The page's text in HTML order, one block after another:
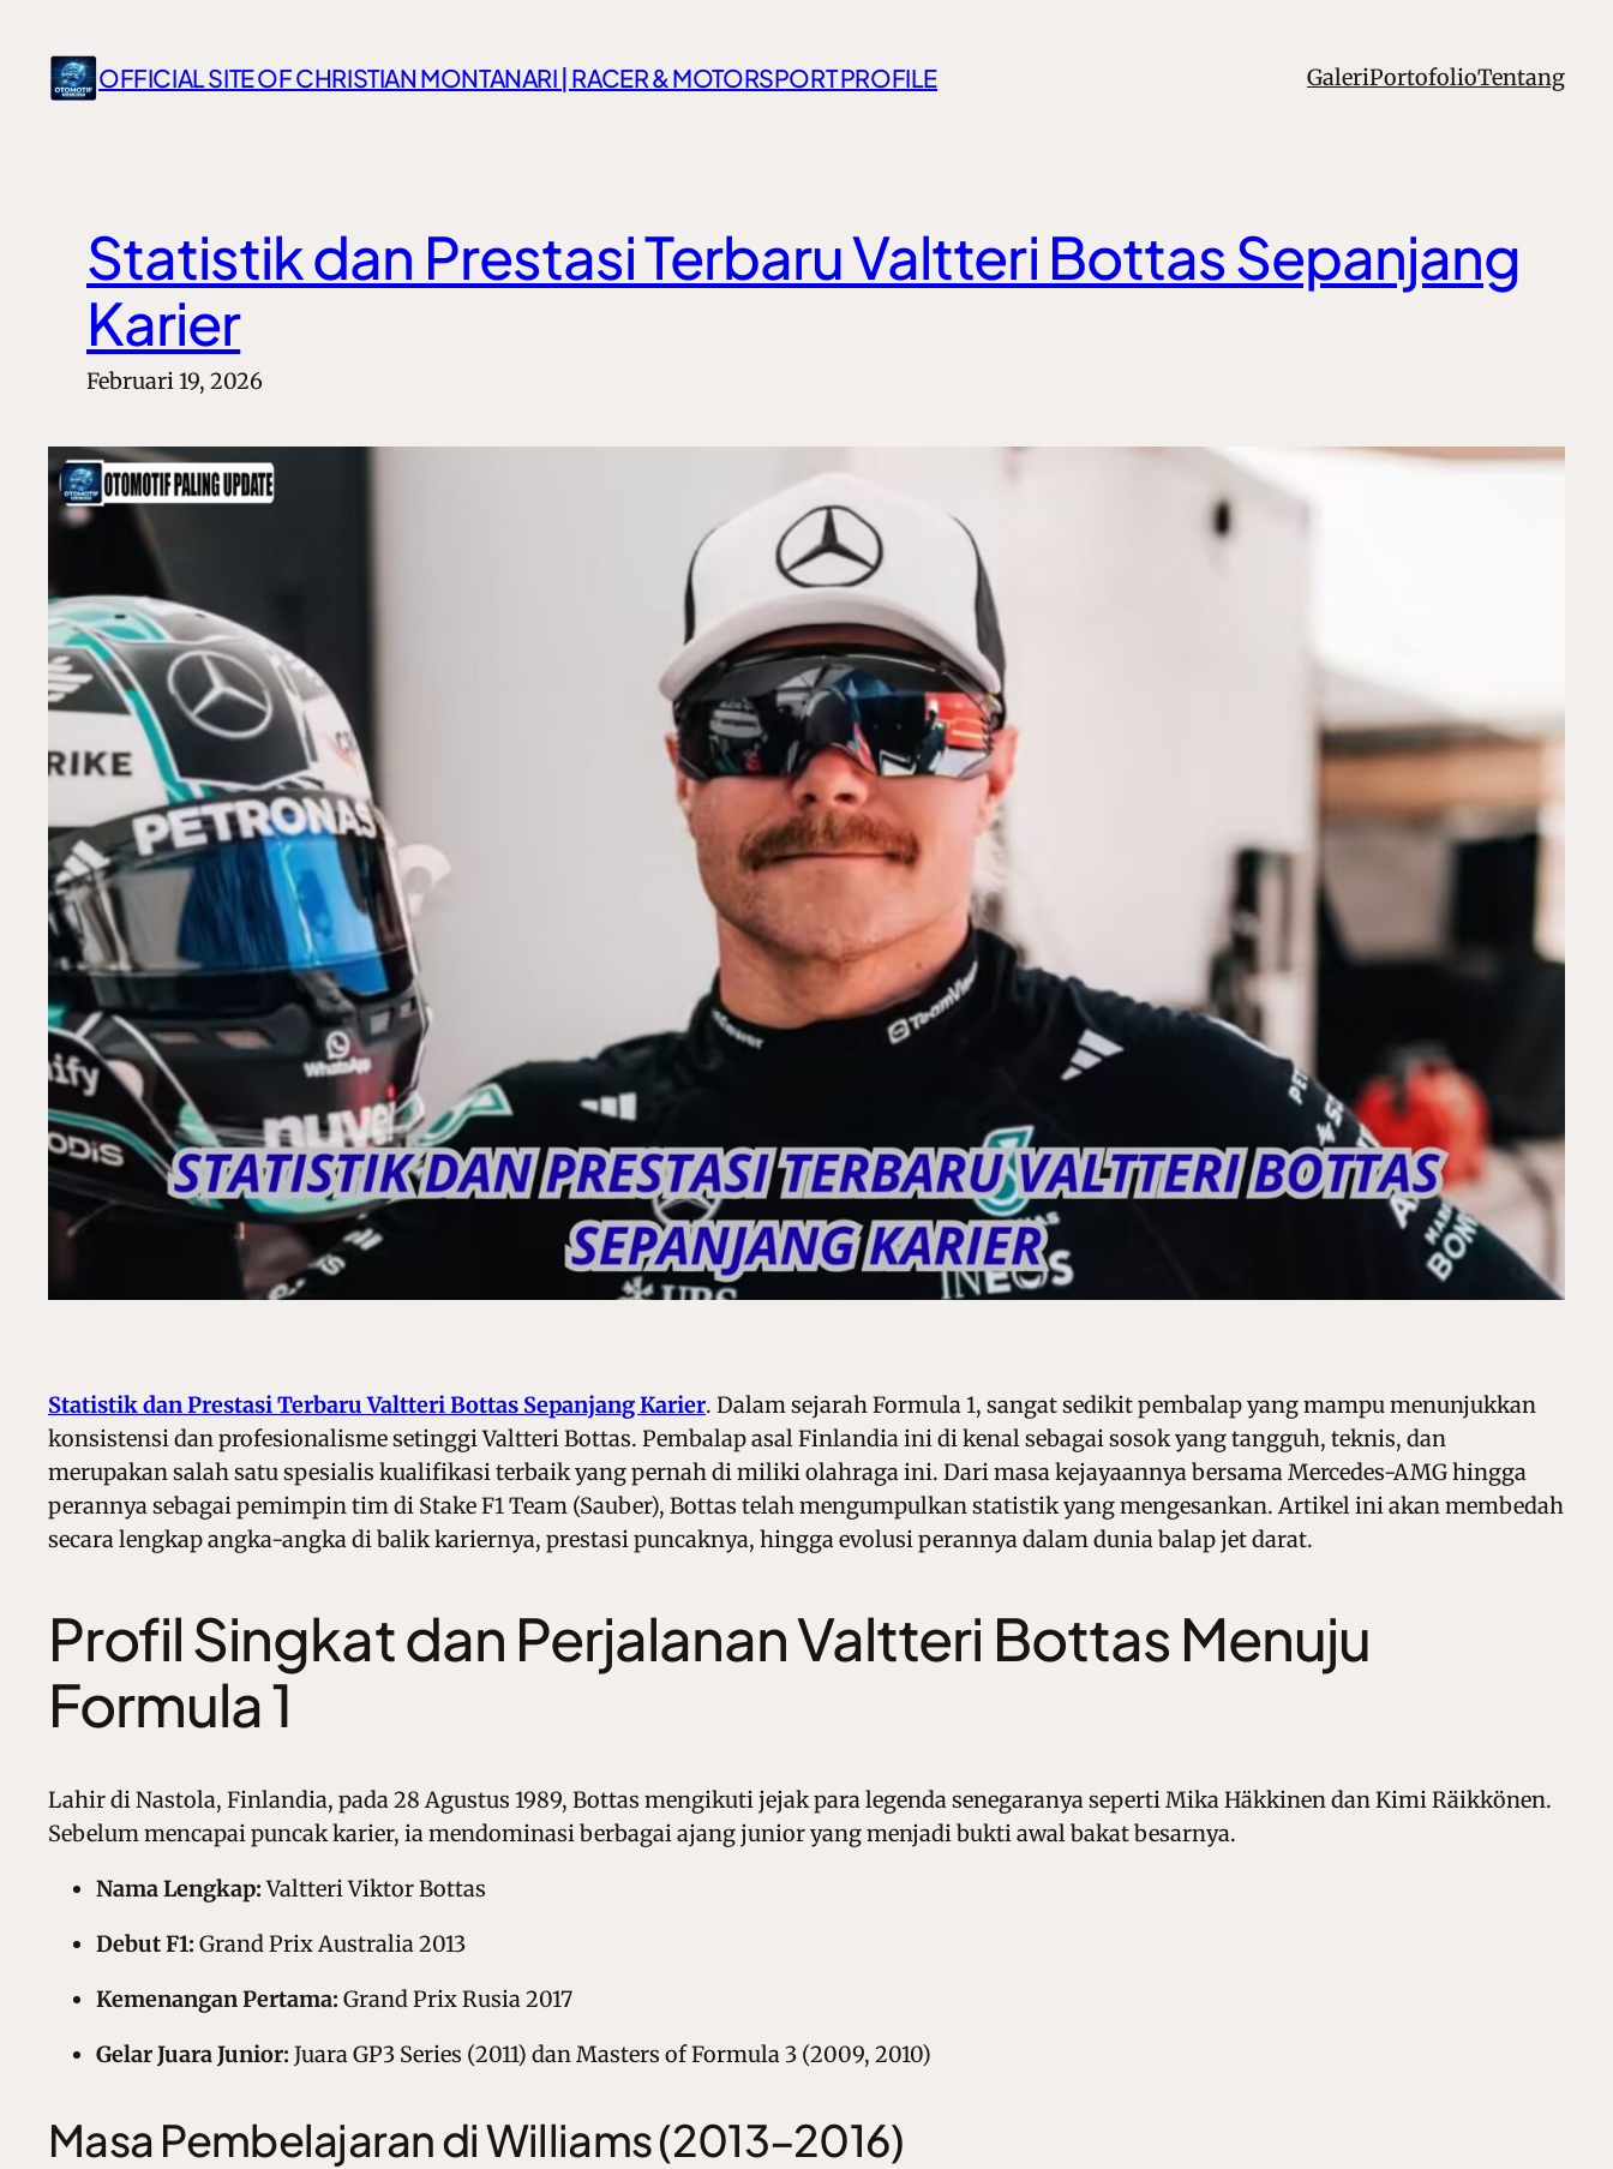
konten
OFFICIAL SITE OF CHRISTIAN MONTANARI | RACER & MOTORSPORT PROFILE GaleriPortofolioTentang
Statistik dan Prestasi Terbaru Valtteri Bottas Sepanjang
Karier
Februari 19, 2026
Statistik dan Prestasi Terbaru Valtteri Bottas Sepanjang Karier. Dalam sejarah Formula 1, sangat sedikit pembalap yang mampu menunjukkan
konsistensi dan profesionalisme setinggi Valtteri Bottas. Pembalap asal Finlandia ini di kenal sebagai sosok yang tangguh, teknis, dan
merupakan salah satu spesialis kualifikasi terbaik yang pernah di miliki olahraga ini. Dari masa kejayaannya bersama Mercedes-AMG hingga
perannya sebagai pemimpin tim di Stake F1 Team (Sauber), Bottas telah mengumpulkan statistik yang mengesankan. Artikel ini akan membedah
secara lengkap angka-angka di balik kariernya, prestasi puncaknya, hingga evolusi perannya dalam dunia balap jet darat.
Profil Singkat dan Perjalanan Valtteri Bottas Menuju
Formula 1
Lahir di Nastola, Finlandia, pada 28 Agustus 1989, Bottas mengikuti jejak para legenda senegaranya seperti Mika Häkkinen dan Kimi Räikkönen.
Sebelum mencapai puncak karier, ia mendominasi berbagai ajang junior yang menjadi bukti awal bakat besarnya.
Nama Lengkap:Valtteri Viktor Bottas
Debut F1: Grand Prix Australia 2013
Kemenangan Pertama: Grand Prix Rusia 2017
Gelar Juara Junior: Juara GP3 Series (2011) dan Masters of Formula 3 (2009, 2010)
Masa Pembelajaran di Williams (2013–2016)